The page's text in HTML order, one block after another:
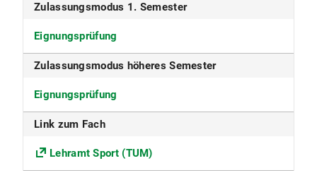
ECTS
Beiträge
Modalitäten der Entrichtung der Semesterbeiträge
an der für das Erweiterungsfach zuständigen
Zulassungsmodus 1. Semester
Eignungsprüfung
Zulassungsmodus höheres Semester
Eignungsprüfung
Link zum Fach
Lehramt Sport (TUM)